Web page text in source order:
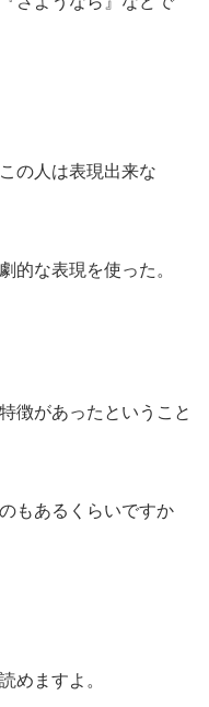
の人は表現出来な
的な表現を使った。
徴があったということ
もあるくらいですか
めますよ。